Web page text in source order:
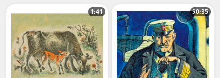
1:41 50:35